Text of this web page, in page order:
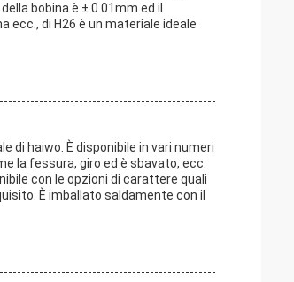
bobina è ± 0.01mm ed il
ecc., di H26 è un materiale ideale
di haiwo. È disponibile in vari numeri
la fessura, giro ed è sbavato, ecc.
con le opzioni di carattere quali
È imballato saldamente con il